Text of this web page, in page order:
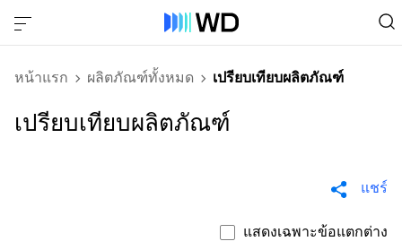
หน้าแรก ผลิตภัณฑ์ทั้งหมด เปรียบเทียบผลิตภัณฑ์
เปรียบเทียบผลิตภัณฑ์
แชร์
แสดงเฉพาะข้อแตกต่าง